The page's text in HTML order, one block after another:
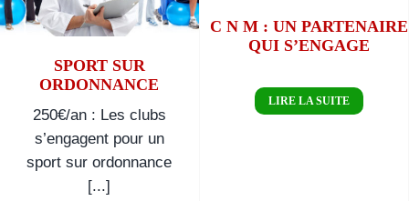
SPORT SUR
ORDONNANCE
250€/an : Les clubs
s’engagent pour un
sport sur ordonnance
[...]
C N M : UN PARTENAIRE
QUI S’ENGAGE
LIRE LA SUITE